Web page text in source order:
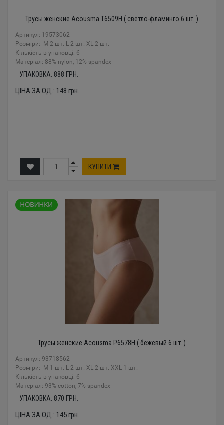
Трусы женские Acousma T6509H ( светло-фламинго 6 шт. )
Артикул: 19573062
Розміри: M-2 шт. L-2 шт. XL-2 шт.
Кількість в упаковці: 6
Mатеріал: 88% nylon, 12% spandex
УПАКОВКА: 888 ГРН.
ЦІНА ЗА ОД.: 148 грн.
КУПИТИ
Трусы женские Acousma P6578H ( бежевый 6 шт. )
Артикул: 93718562
Розміри: M-1 шт. L-2 шт. XL-2 шт. XXL-1 шт.
Кількість в упаковці: 6
Mатеріал: 93% cotton, 7% spandex
УПАКОВКА: 870 ГРН.
ЦІНА ЗА ОД.: 145грн.